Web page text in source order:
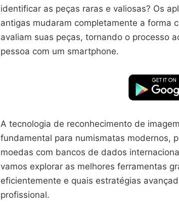
identificar as peças raras e valiosas? Os
antigas mudaram completamente a forma
avaliam suas peças, tornando o processo
pessoa com um smartphone.
A tecnologia de reconhecimento de
fundamental para numismatas modernos,
moedas com bancos de dados
vamos explorar as melhores ferramentas
eficientemente e quais estratégias
profissional.